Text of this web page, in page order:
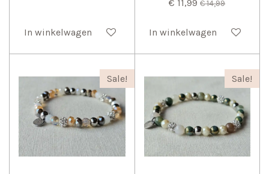
In winkelwagen
€ 11,99 € 14,99
In winkelwagen
Sale! Sale!